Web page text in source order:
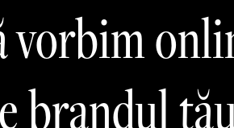
vorbim
brandul